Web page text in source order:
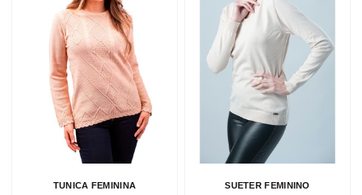
TUNICA FEMININA
SUETER FEMININO